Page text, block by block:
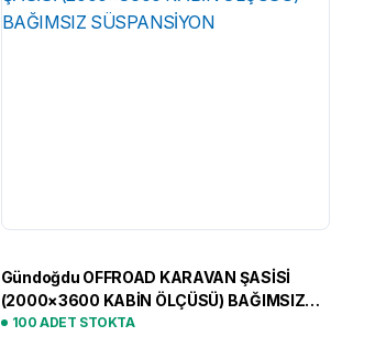
Gündoğdu OFFROAD KARAVAN ŞASİSİ
(2000×3600 KABİN ÖLÇÜSÜ) BAĞIMSIZ
SÜSPANSİYON
100 ADET STOKTA